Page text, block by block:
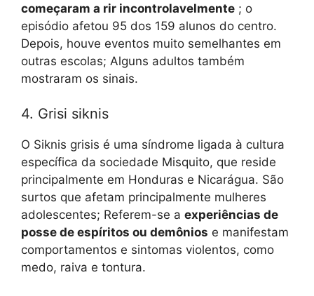
começaram a rir incontrolavelmente ; o
episódio afetou 95 dos 159 alunos do centro.
Depois, houve eventos muito semelhantes em
outras escolas; Alguns adultos também
mostraram os sinais.
4. Grisi siknis
O Siknis grisis é uma síndrome ligada à cultura
específica da sociedade Misquito, que reside
principalmente em Honduras e Nicarágua. São
surtos que afetam principalmente mulheres
adolescentes; Referem-se a experiências de
posse de espíritos ou demônios e manifestam
comportamentos e sintomas violentos, como
medo, raiva e tontura.